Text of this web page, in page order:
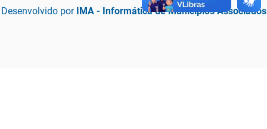
Desenvolvido por IMA - Informática de Municípios Associados